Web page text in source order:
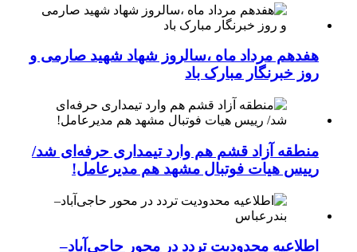
هفدهم مرداد ماه ،سالروز شهاد شهید صارمی و
روز خبرنگار مبارک باد
منطقه آزاد قشم هم وارد تیمداری حرفه‌ای شد/
رییس هیات فوتبال مشهد هم مدیرعامل!
اطلاعیه محدودیت تردد در محور حاجی‌آباد–